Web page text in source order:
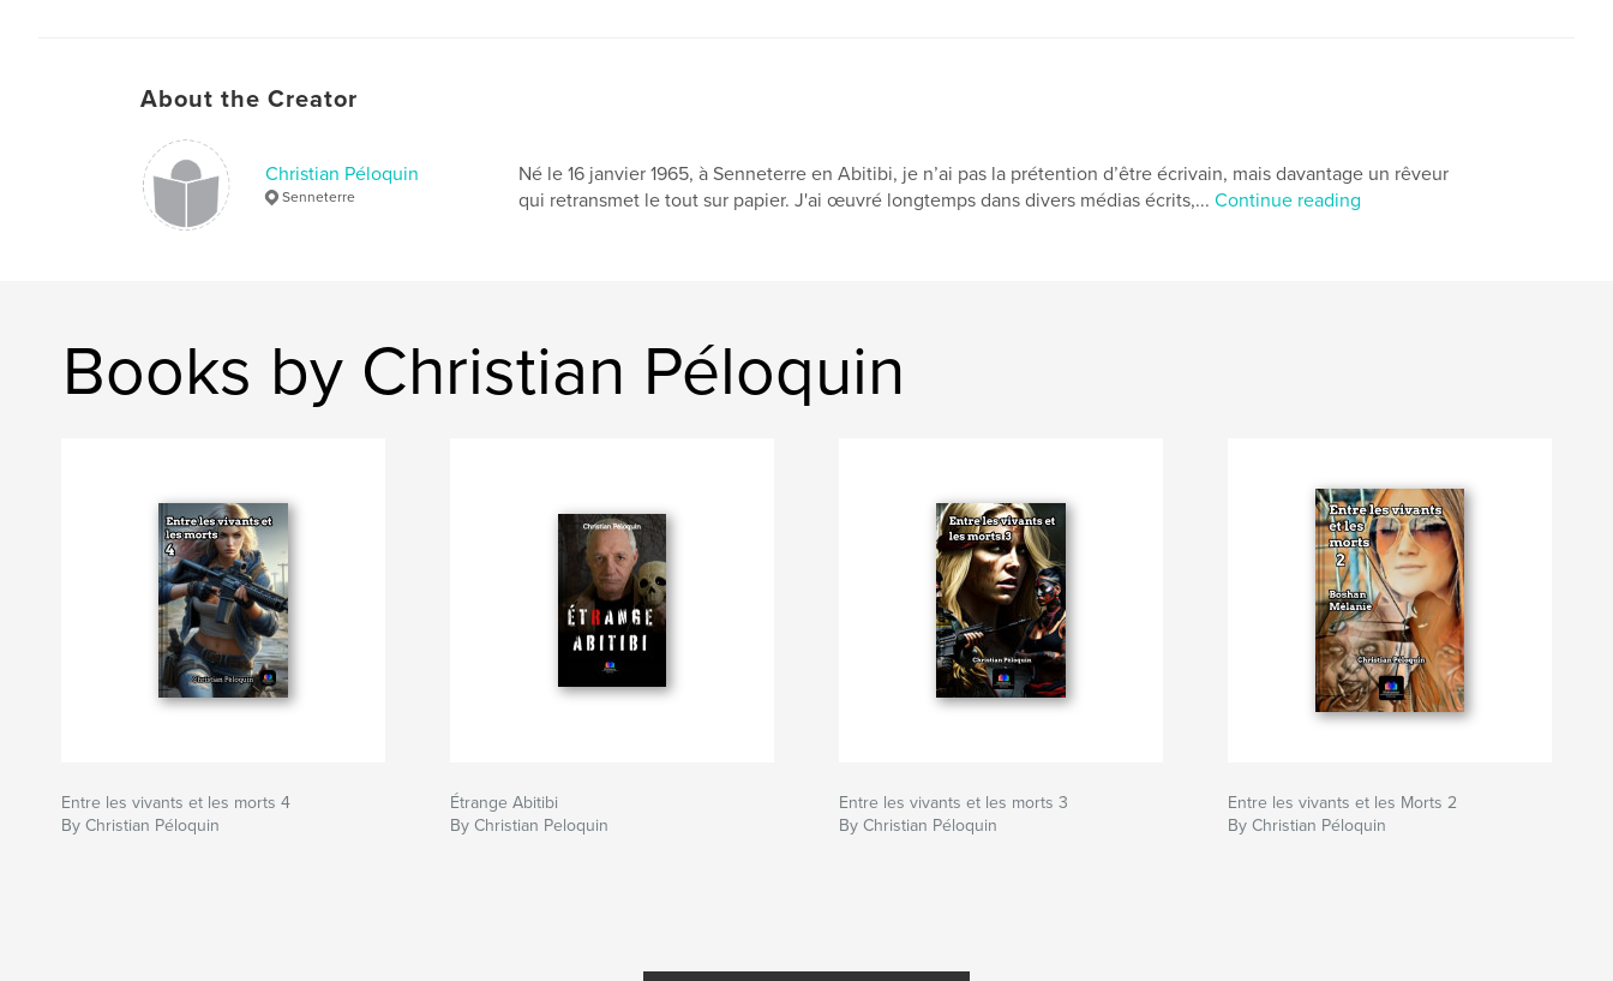
About the Creator
Christian Péloquin
Senneterre
Né le 16 janvier 1965, à Senneterre en Abitibi, je n’ai pas la prétention d’être écrivain, mais davantage un rêveur
qui retransmet le tout sur papier. J'ai œuvré longtemps dans divers médias écrits,... Continue reading
Books by Christian Péloquin
Entre les vivants et les morts 4
By Christian Péloquin
Étrange Abitibi
By Christian Peloquin
Entre les vivants et les morts 3
By Christian Péloquin
Entre les vivants et les Morts 2
By Christian Péloquin